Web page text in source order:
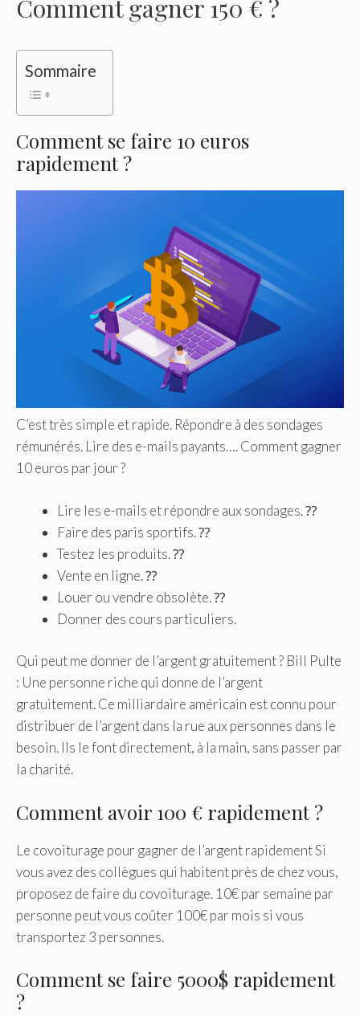
Comment gagner 150 € ?
Sommaire
Comment se faire 10 euros
rapidement ?
C’est très simple et rapide. Répondre à des sondages
rémunérés. Lire des e-mails payants…. Comment gagner
10 euros par jour ?
Lire les e-mails et répondre aux sondages. ⁇
Faire des paris sportifs. ⁇
Testez les produits. ⁇
Vente en ligne. ⁇
Louer ou vendre obsolète. ⁇
Donner des cours particuliers.
Qui peut me donner de l’argent gratuitement ? Bill Pulte
: Une personne riche qui donne de l’argent
gratuitement. Ce milliardaire américain est connu pour
distribuer de l’argent dans la rue aux personnes dans le
besoin. Ils le font directement, à la main, sans passer par
la charité.
Comment avoir 100 € rapidement ?
Le covoiturage pour gagner de l’argent rapidement Si
vous avez des collègues qui habitent près de chez vous,
proposez de faire du covoiturage. 10€ par semaine par
personne peut vous coûter 100€ par mois si vous
transportez 3 personnes.
Comment se faire 5000$ rapidement
?